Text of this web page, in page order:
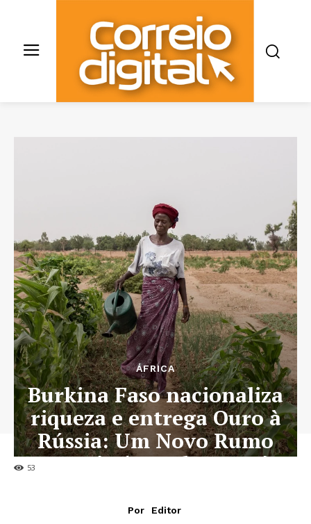
53
ÁFRICA
Burkina Faso nacionaliza
riqueza e entrega Ouro à
Rússia: Um Novo Rumo
Económico Sob Traoré
Por
Editor